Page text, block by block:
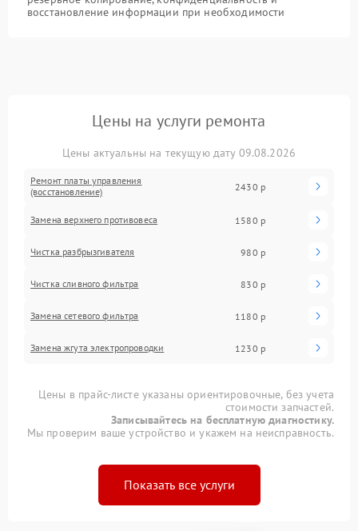
восстановление информации при необходимости
Цены на услуги ремонта
Цены актуальны на текущую дату 09.08.2026
Ремонт платы управления
(восстановление)
2430 р
Замена верхнего противовеса 1580 р
Чистка разбрызгивателя 980 р
Чистка сливного фильтра 830 р
Замена сетевого фильтра 1180 р
Замена жгута электропроводки 1230 р
Цены в прайс-листе указаны ориентировочные, без учета
стоимости запчастей.
Записывайтесь на бесплатную диагностику.
Мы проверим ваше устройство и укажем на неисправность.
Показать все услуги